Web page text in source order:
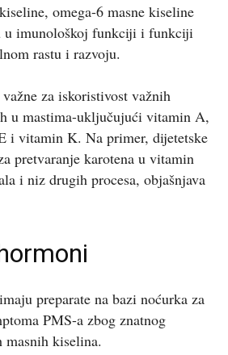
omega-6 masne kiseline
u imunološkoj funkciji i funkciji
rastu i razvoju.
za iskoristivost važnih
u mastima-uključujući vitamin A,
i vitamin K. Na primer, dijetetske
pretvaranje karotena u vitamin
i niz drugih procesa, objašnjava
preparate na bazi noćurka za
PMS-a zbog znatnog
masnih kiselina.